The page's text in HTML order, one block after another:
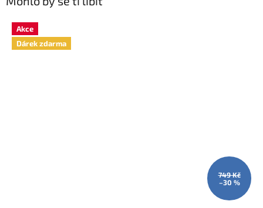
Akce
Dárek zdarma
749 Kč
–30 %